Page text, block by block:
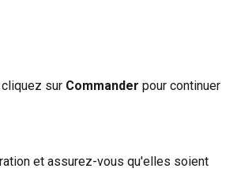
sur Commander pour continuer
et assurez-vous qu'elles soient